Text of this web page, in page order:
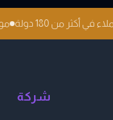
عملاء في أكثر من 180 دولة
شركة